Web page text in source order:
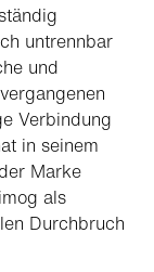
untrennbar
und
Verbindung
in seinem
Marke
als
Durchbruch